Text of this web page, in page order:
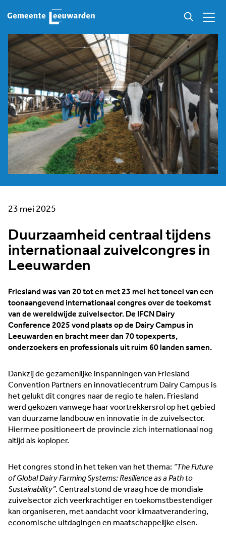
23 mei 2025
Duurzaamheid centraal tijdens
internationaal zuivelcongres in
Leeuwarden
Friesland was van 20 tot en met 23 mei het toneel van een
toonaangevend internationaal congres over de toekomst
van de wereldwijde zuivelsector. De IFCN Dairy
Conference 2025 vond plaats op de Dairy Campus in
Leeuwarden en bracht meer dan 70 topexperts,
onderzoekers en professionals uit ruim 60 landen samen.
Dankzij de gezamenlijke inspanningen van Friesland
Convention Partners en innovatiecentrum Dairy Campus is
het gelukt dit congres naar de regio te halen. Friesland
werd gekozen vanwege haar voortrekkersrol op het gebied
van duurzame landbouw en innovatie in de zuivelsector.
Hiermee positioneert de provincie zich internationaal nog
altijd als koploper.
Het congres stond in het teken van het thema: “The Future
of Global Dairy Farming Systems: Resilience as a Path to
Sustainability”. Centraal stond de vraag hoe de mondiale
zuivelsector zich veerkrachtiger en toekomstbestendiger
kan organiseren, met aandacht voor klimaatverandering,
economische uitdagingen en maatschappelijke eisen.